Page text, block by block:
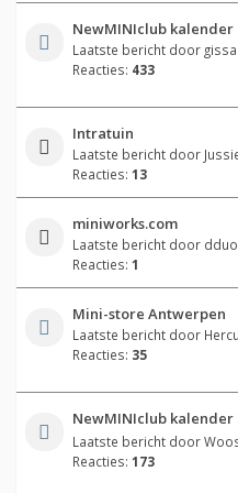
NewMINIclub kalender
Laatste bericht door gissa
Reacties: 433
Intratuin
Laatste bericht door
Reacties: 13
miniworks.com
Laatste bericht door
Reacties: 1
Mini-store Antwerpen
Laatste bericht door
Reacties: 35
NewMINIclub kalender
Laatste bericht door
Reacties: 173